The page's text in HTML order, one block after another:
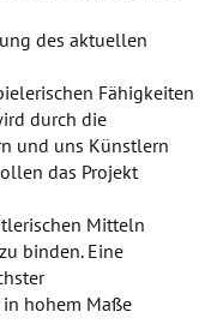
des aktuellen
Fähigkeiten
durch die
und uns Künstlern
das Projekt
Mitteln
binden. Eine
hohem Maße